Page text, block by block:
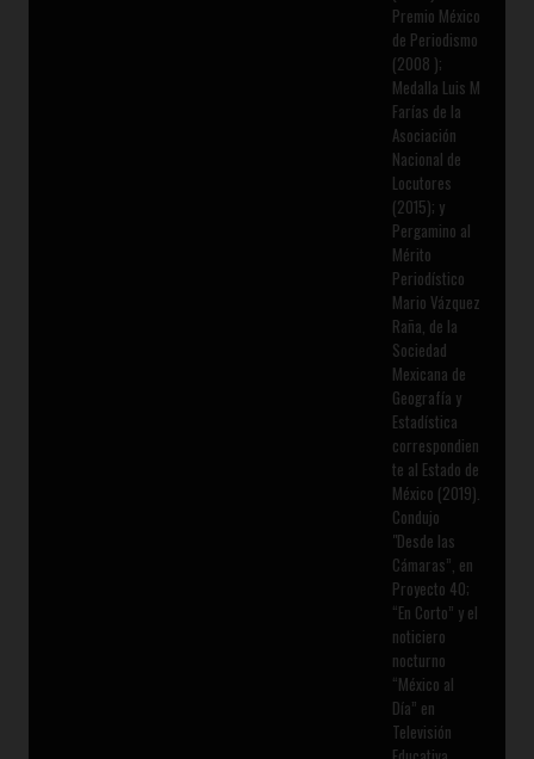
Premio México
de Periodismo
(2008 );
Medalla Luis M
Farías de la
Asociación
Nacional de
Locutores
(2015); y
Pergamino al
Mérito
Periodístico
Mario Vázquez
Raña, de la
Sociedad
Mexicana de
Geografía y
Estadística
correspondien
te al Estado de
México (2019).
Condujo
"Desde las
Cámaras”, en
Proyecto 40;
“En Corto” y el
noticiero
nocturno
“México al
Día” en
Televisión